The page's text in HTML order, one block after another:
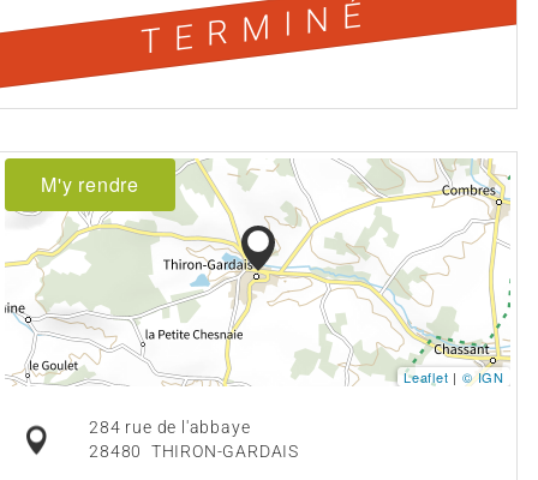
TERMINÉ
M'y rendre
Leaflet | © IGN
284 rue de l'abbaye
28480 THIRON-GARDAIS